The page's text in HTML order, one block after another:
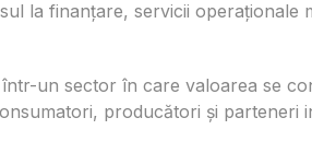
la finanțare, servicii operaționale
un sector în care valoarea se
producători și parteneri